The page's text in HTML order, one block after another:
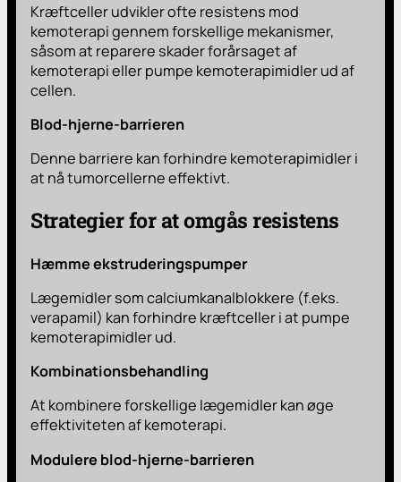
Kræftceller udvikler ofte resistens mod
kemoterapi gennem forskellige mekanismer,
såsom at reparere skader forårsaget af
kemoterapi eller pumpe kemoterapimidler ud af
cellen.
Blod-hjerne-barrieren
Denne barriere kan forhindre kemoterapimidler i
at nå tumorcellerne effektivt.
Strategier for at omgås resistens
Hæmme ekstruderingspumper
Lægemidler som calciumkanalblokkere (f.eks.
verapamil) kan forhindre kræftceller i at pumpe
kemoterapimidler ud.
Kombinationsbehandling
At kombinere forskellige lægemidler kan øge
effektiviteten af kemoterapi.
Modulere blod-hjerne-barrieren